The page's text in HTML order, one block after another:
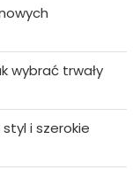
wybrać trwały
i szerokie